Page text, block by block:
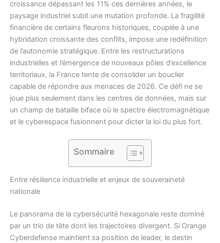
croissance dépassant les 11% ces dernières années, le
paysage industriel subit une mutation profonde. La fragilité
financière de certains fleurons historiques, couplée à une
hybridation croissante des conflits, impose une redéfinition
de l’autonomie stratégique. Entre les restructurations
industrielles et l’émergence de nouveaux pôles d’excellence
territoriaux, la France tente de consolider un bouclier
capable de répondre aux menaces de 2026. Ce défi ne se
joue plus seulement dans les centres de données, mais sur
un champ de bataille biface où le spectre électromagnétique
et le cyberespace fusionnent pour dicter la loi du plus fort.
Sommaire
Entre résilience industrielle et enjeux de souveraineté
nationale
Le panorama de la cybersécurité hexagonale reste dominé
par un trio de tête dont les trajectoires divergent. Si Orange
Cyberdefense maintient sa position de leader, le destin